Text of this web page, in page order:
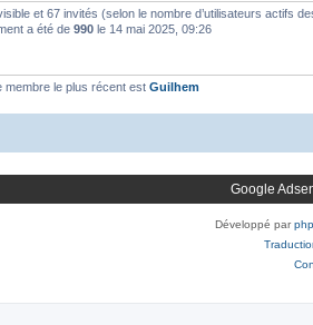
et 67 invités (selon le nombre d’utilisateurs actifs
a été de 990 le 14 mai 2025, 09:26
membre le plus récent est Guilhem
Google
Développé par